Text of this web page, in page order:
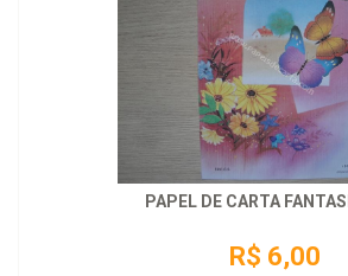
PAPEL DE CARTA
R$ 6,00